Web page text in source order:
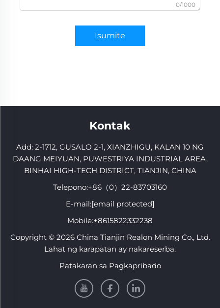
0/1000
Isumite
Kontak
Add: 2-1712, GUSALO 2-1, XIANZHIGU, KALAN 10 NG
DAANG MEIYUAN, PUWESTRIYA INDUSTRIAL AREA,
BINHAI HIGH-TECH DISTRICT, TIANJIN, CHINA
Telepono:+86（0）22-83703160
E-mail:[email protected]
Mobile:+8615822332238
Copyright © 2026 China Tianjin Realon Mining Co., Ltd.
Lahat ng karapatan ay nakareserba.
Patakaran sa Pagkapribado